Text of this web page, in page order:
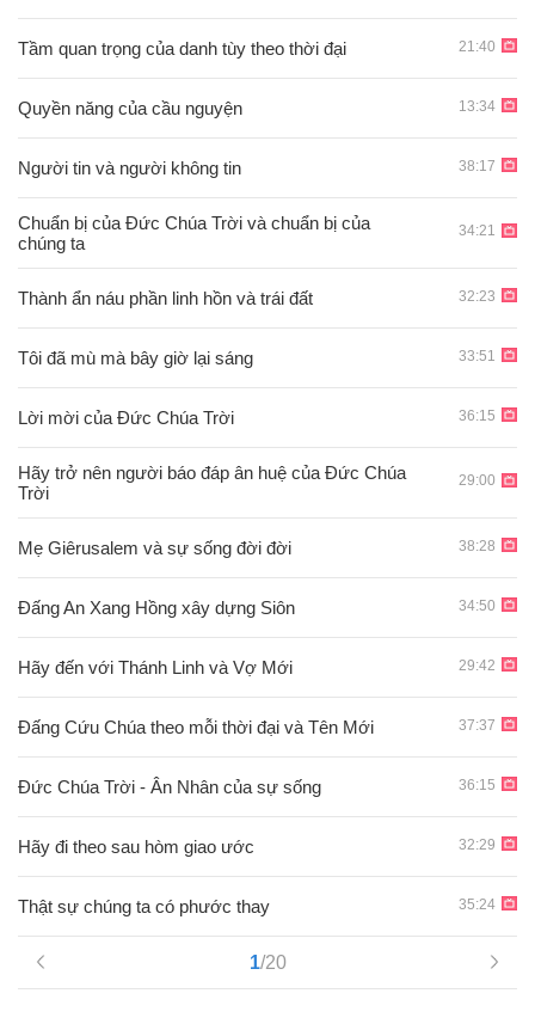
Tầm quan trọng của danh tùy theo thời đại 21:40
Quyền năng của cầu nguyện 13:34
Người tin và người không tin 38:17
Chuẩn bị của Đức Chúa Trời và chuẩn bị của
chúng ta
34:21
Thành ẩn náu phần linh hồn và trái đất 32:23
Tôi đã mù mà bây giờ lại sáng 33:51
Lời mời của Đức Chúa Trời 36:15
Hãy trở nên người báo đáp ân huệ của Đức Chúa
Trời
29:00
Mẹ Giêrusalem và sự sống đời đời 38:28
Đấng An Xang Hồng xây dựng Siôn 34:50
Hãy đến với Thánh Linh và Vợ Mới 29:42
Ðấng Cứu Chúa theo mỗi thời đại và Tên Mới 37:37
Đức Chúa Trời - Ân Nhân của sự sống 36:15
Hãy đi theo sau hòm giao ước 32:29
Thật sự chúng ta có phước thay 35:24
1/20